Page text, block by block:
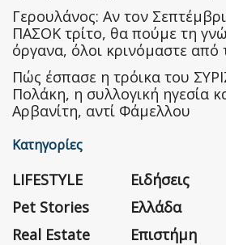
Γερουλάνος: Αν τον
ΠΑΣΟΚ τρίτο, θα πούμε τη
όργανα, όλοι κρινόμαστε
Πώς έσπασε η τρόικα του
Πολάκη, η συλλογική ηγεσία
Αρβανίτη, αντί Φάμελλου
Κατηγορίες
LIFESTYLE
Pet Stories
Real Estate
Ειδήσεις
Ελλάδα
Επιστήμη